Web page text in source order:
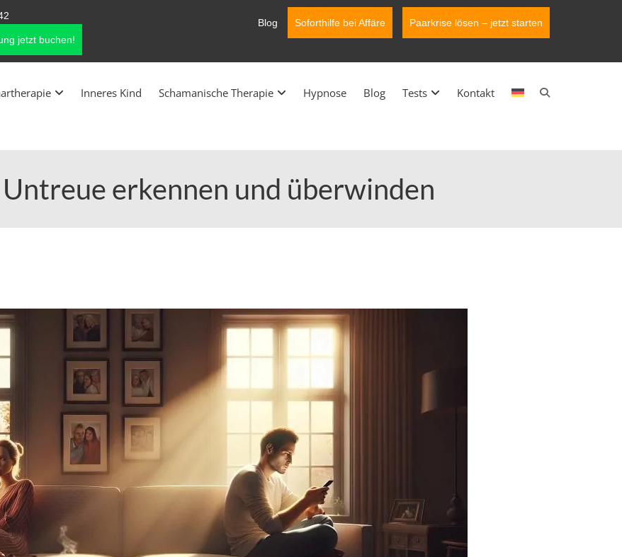
jetzt buchen!
Blog Soforthilfe bei Affäre Paarkrise lösen – jetzt starten
Inneres Kind Schamanische Therapie Hypnose Blog Tests Kontakt
erkennen und überwinden